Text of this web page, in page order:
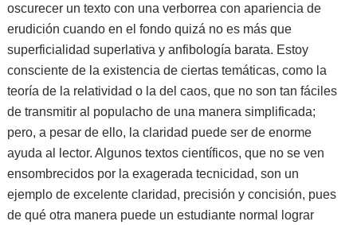
oscurecer un texto con una verborrea con apariencia de
erudición cuando en el fondo quizá no es más que
superficialidad superlativa y anfibología barata. Estoy
consciente de la existencia de ciertas temáticas, como la
teoría de la relatividad o la del caos, que no son tan fáciles
de transmitir al populacho de una manera simplificada;
pero, a pesar de ello, la claridad puede ser de enorme
ayuda al lector. Algunos textos científicos, que no se ven
ensombrecidos por la exagerada tecnicidad, son un
ejemplo de excelente claridad, precisión y concisión, pues
de qué otra manera puede un estudiante normal lograr